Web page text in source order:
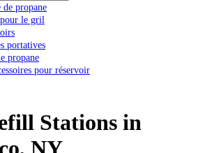
de propane
pour le gril
portatives
propane
pour réservoir
Stations in